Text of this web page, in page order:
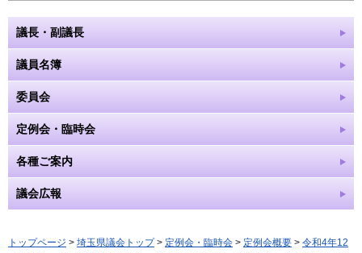
議長・副議長
議員名簿
委員会
定例会・臨時会
各種ご案内
議会広報
トップページ > 埼玉県議会トップ> 定例会・臨時会 > 定例会概要 > 令和4年12